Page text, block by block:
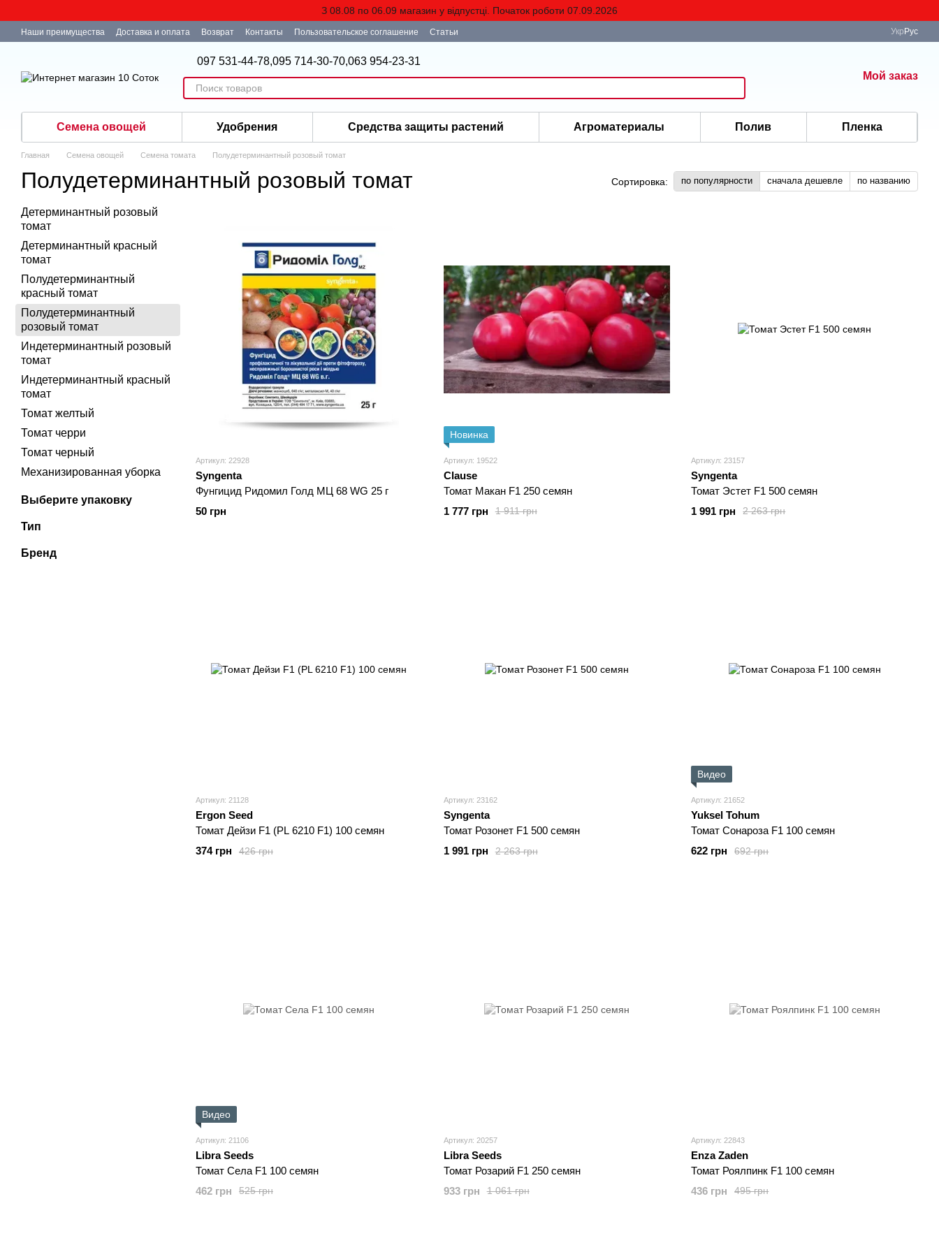
З 08.08 по 06.09 магазин у відпустці. Початок роботи 07.09.2026
Наши преимущества Доставка и оплата Возврат Контакты Пользовательское соглашение Статьи Укр Рус
097 531-44-78,095 714-30-70,063 954-23-31
Мой заказ
Семена овощей Удобрения Средства защиты растений Агроматериалы Полив Пленка
Главная Семена овощей Семена томата Полудетерминантный розовый томат
Полудетерминантный розовый томат Сортировка: по популярности сначала дешевле по названию
Артикул: 22928
Syngenta
Фунгицид Ридомил Голд МЦ 68 WG 25 г
50 грн
Новинка
Артикул: 19522
Clause
Томат Макан F1 250 семян
1 911 грн
1 777 грн
Артикул: 23157
Syngenta
Томат Эстет F1 500 семян
2 263 грн
1 991 грн
Артикул: 21128
Ergon Seed
Томат Дейзи F1 (PL 6210 F1) 100 семян
426 грн
374 грн
Артикул: 23162
Syngenta
Томат Розонет F1 500 семян
2 263 грн
1 991 грн
Видео
Артикул: 21652
Yuksel Tohum
Томат Сонароза F1 100 семян
692 грн
622 грн
Видео
Артикул: 21106
Libra Seeds
Томат Села F1 100 семян
525 грн
462 грн
Артикул: 20257
Libra Seeds
Томат Розарий F1 250 семян
1 061 грн
933 грн
Артикул: 22843
Enza Zaden
Томат Роялпинк F1 100 семян
495 грн
436 грн
Детерминантный розовый
томат
Детерминантный красный
томат
Полудетерминантный
красный томат
Полудетерминантный
розовый томат
Индетерминантный розовый
томат
Индетерминантный красный
томат
Томат желтый
Томат черри
Томат черный
Механизированная уборка
Выберите упаковку
Тип
Бренд